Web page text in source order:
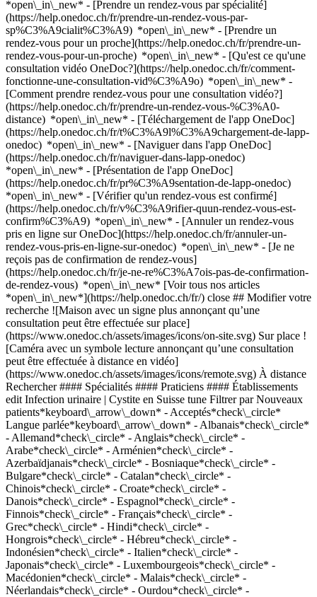
*open\_in\_new* - [Prendre un rendez-vous par spécialité]
(https://help.onedoc.ch/fr/prendre-un-rendez-vous-par-
sp%C3%A9cialit%C3%A9) *open\_in\_new* - [Prendre un
rendez-vous pour un proche](https://help.onedoc.ch/fr/prendre-un-
rendez-vous-pour-un-proche) *open\_in\_new* - [Qu'est ce qu'une
consultation vidéo OneDoc?](https://help.onedoc.ch/fr/comment-
fonctionne-une-consultation-vid%C3%A9o) *open\_in\_new* -
[Comment prendre rendez-vous pour une consultation vidéo?]
(https://help.onedoc.ch/fr/prendre-un-rendez-vous-%C3%A0-
distance) *open\_in\_new* - [Téléchargement de l'app OneDoc]
(https://help.onedoc.ch/fr/t%C3%A9l%C3%A9chargement-de-lapp-
onedoc) *open\_in\_new* - [Naviguer dans l'app OneDoc]
(https://help.onedoc.ch/fr/naviguer-dans-lapp-onedoc)
*open\_in\_new* - [Présentation de l'app OneDoc]
(https://help.onedoc.ch/fr/pr%C3%A9sentation-de-lapp-onedoc)
*open\_in\_new* - [Vérifier qu'un rendez-vous est confirmé](https://help.onedoc.ch/fr/v%C3%A9rifier-quun-rendez-vous-est-confirm%C3%A9) *open\_in\_new* - [Annuler un rendez-vous pris en ligne sur OneDoc](https://help.onedoc.ch/fr/annuler-un-rendez-vous-pris-en-ligne-sur-onedoc) *open\_in\_new* - [Je ne reçois pas de confirmation de rendez-vous](https://help.onedoc.ch/fr/je-ne-re%C3%A7ois-pas-de-confirmation-de-rendez-vous) *open\_in\_new* [Voir tous nos articles *open\_in\_new*](https://help.onedoc.ch/fr/) close ## Modifier votre recherche ![Maison avec un signe plus annonçant qu’une consultation peut être effectuée sur place](https://www.onedoc.ch/assets/images/icons/on-site.svg) Sur place ![Caméra avec un symbole lecture annonçant qu’une consultation peut être effectuée à distance en vidéo](https://www.onedoc.ch/assets/images/icons/remote.svg) À distance Rechercher #### Spécialités #### Praticiens #### Établissements edit Infection urinaire | Cystite en Suisse tune Filtrer par Nouveaux patients*keyboard\_arrow\_down* - Acceptés*check\_circle* Langue parlée*keyboard\_arrow\_down* - Albanais*check\_circle* - Allemand*check\_circle* - Anglais*check\_circle* - Arabe*check\_circle* - Arménien*check\_circle* - Azerbaïdjanais*check\_circle* - Bosniaque*check\_circle* - Bulgare*check\_circle* - Catalan*check\_circle* - Chinois*check\_circle* - Croate*check\_circle* - Danois*check\_circle* - Espagnol*check\_circle* - Finnois*check\_circle* - Français*check\_circle* - Grec*check\_circle* - Hindi*check\_circle* - Hongrois*check\_circle* - Hébreu*check\_circle* - Indonésien*check\_circle* - Italien*check\_circle* - Japonais*check\_circle* - Luxembourgeois*check\_circle* - Macédonien*check\_circle* - Malais*check\_circle* - Néerlandais*check\_circle* - Ourdou*check\_circle* - Pendjabi*check\_circle* - Persan*check\_circle* - Peul*check\_circle* - Polonais*check\_circle* - Portugais*check\_circle* - Romanche*check\_circle* - Roumain*check\_circle* - Russe*check\_circle* - Serbe*check\_circle* - Slovaque*check\_circle* - Slovène*check\_circle* - Suédois*check\_circle* - Tamoul*check\_circle* - Tchèque*check\_circle* - Turc*check\_circle* - Ukrainien*check\_circle* - Vietnamien*check\_circle* Sexe*keyboard\_arrow\_down* - Femme*check\_circle* - Homme*check\_circle* Réseau*keyboard\_arrow\_down* - IfA*check\_circle* - Polipraxis*check\_circle* - Amavita*check\_circle* - Ärztenetzwerk Bern*check\_circle* - Hirslanden*check\_circle* - Swiss Medical Network*check\_circle* - ASCA*check\_circle* - RME*check\_circle* - REMED*check\_circle* - mediX*check\_circle* - doccare*check\_circle* - DocNet Säuliamt*check\_circle* - Grisomed*check\_circle* - xundart*check\_circle* - zmed*check\_circle* - Medbase*check\_circle* - hawa - Haus-und Kinderärzte*check\_circle* - Réseau Delta*check\_circle* Disponibilité*keyboard\_arrow\_down* - Disponible aujourdhui*check\_circle* - Dans les 3 prochains jours*check\_circle* - Dans les 7 prochains jours*check\_circle* - Dans les 14 prochains jours*check\_circle* # __Infection urinaire | Cystite__ en __Suisse__: prenez rendez-vous en ligne aujourd'hui [![Pharmacie de la Gare de Vevey 7/7, prestations de santé en pharmacie à Vevey](https://assets.onedoc.ch/images/users/22946c03bcb4482947c934c9f506129d1722cf7ed1aeac444f4de7699317e827-small.jpg "Pharmacie de la Gare de Vevey 7/7, prestations de santé en pharmacie à Vevey")](https://www.onedoc.ch/fr/prestations-de-sante-en-pharmacie/vevey/pb9s8/pharmacie-de-la-gare-de-vevey-7-7) ### [Pharmacie de la Gare de Vevey 7/7](https://www.onedoc.ch/fr/prestations-de-sante-en-pharmacie/vevey/pb9s8/pharmacie-de-la-gare-de-vevey-7-7) ![Badge indiquant un profil vérifié](https://www.onedoc.ch/assets/images/icons/checkmark.svg) [Prestations de santé en pharmacie](https://www.onedoc.ch/fr/prestations-de-sante-en-pharmacie/vevey) Pharmacie de la gare de Vevey 7/7 place de la Gare 3 1800 Vevey ![Icône patient avec un signe plus annonçant que le professionnel accepte de nouveaux patients](https://www.onedoc.ch/assets/images/icons/new-patients.svg)Accepte les nouveaux patients [Réserver un RDV](https://www.onedoc.ch/fr/prestations-de-sante-en-pharmacie/vevey/pb9s8/pharmacie-de-la-gare-de-vevey-7-7) Expertises:[Infection urinaire | Cystite](https://www.onedoc.ch/fr/infection-urinaire-cystite/vevey), [Test streptocoques](https://www.onedoc.ch/fr/test-streptocoques/vevey), [Vaccination encéphalite à tiques (FSME)](https://www.onedoc.ch/fr/vaccination-encephalite-a-tiques-fsme/vevey), [Contraception d'urgence](https://www.onedoc.ch/fr/contraception-d-urgence/vevey), [Maladies Sexuellement Transmissibles | Infections Sexuellement Transmissibles (MST/IST)](https://www.onedoc.ch/fr/maladies-sexuellement-transmissibles-infections-sexuellement-transmissibles-mst-ist/vevey), [Mesure de la pression artérielle | Tension](https://www.onedoc.ch/fr/mesure-de-la-pression-arterielle-tension/vevey), [Mesure du taux de fer | Ferritine](https://www.onedoc.ch/fr/mesure-du-taux-de-fer-ferritine/vevey), [Vaccination grippe](https://www.onedoc.ch/fr/vaccination-grippe/vevey)Voir plus *chevron\_left* lun. 03 août *chevron\_right* Voir plus de rendez-vous *error\_outline* Une erreur s'est produite lors du chargement des disponibilités [Réessayer](https://www.onedoc.ch) Expertises:[Infection urinaire | Cystite](https://www.onedoc.ch/fr/infection-urinaire-cystite/vevey), [Test streptocoques](https://www.onedoc.ch/fr/test-streptocoques/vevey), [Vaccination encéphalite à tiques (FSME)](https://www.onedoc.ch/fr/vaccination-encephalite-a-tiques-fsme/vevey), [Contraception d'urgence](https://www.onedoc.ch/fr/contraception-d-urgence/vevey), [Maladies Sexuellement Transmissibles | Infections Sexuellement Transmissibles (MST/IST)](https://www.onedoc.ch/fr/maladies-sexuellement-transmissibles-infections-sexuellement-transmissibles-mst-ist/vevey), [Mesure de la pression artérielle | Tension](https://www.onedoc.ch/fr/mesure-de-la-pression-arterielle-tension/vevey), [Mesure du taux de fer | Ferritine](https://www.onedoc.ch/fr/mesure-du-taux-de-fer-ferritine/vevey), [Vaccination grippe](https://www.onedoc.ch/fr/vaccination-grippe/vevey)Voir plus [![Dipl. med. Fereshteh Karbassi, médecin généraliste à Granges](https://assets.onedoc.ch/images/users/f32c00c51fba4793134b65ad1f29dd43f62202650e9174166515a2284aff0eef-small.png "Dipl. med. Fereshteh Karbassi, médecin généraliste à Granges")](https://www.onedoc.ch/fr/medecin-generaliste/granges/pczcg/dipl-med-fereshteh-karbassi) ### [Dipl. med. Fereshteh Karbassi](https://www.onedoc.ch/fr/medecin-generaliste/granges/pczcg/dipl-med-fereshteh-karbassi) ![Badge indiquant un profil vérifié](https://www.onedoc.ch/assets/images/icons/checkmark.svg) [Médecin généraliste](https://www.onedoc.ch/fr/medecin-generaliste/granges?state=SO) [Arztpraxis Mylife AG - Grenchen](https://www.onedoc.ch/fr/cabinet-de-groupe/granges/ebdqa/arztpraxis-mylife-ag-grenchen) Solothurnstrasse 32 2540 Granges SO ![Icône patient avec un signe plus annonçant que le professionnel accepte de nouveaux patients](https://www.onedoc.ch/assets/images/icons/new-patients.svg)Accepte les nouveaux patients [Réserver un RDV](https://www.onedoc.ch/fr/medecin-generaliste/granges/pczcg/dipl-med-fereshteh-karbassi) Expertises:[Infection urinaire | Cystite](https://www.onedoc.ch/fr/infection-urinaire-cystite/granges?state=SO), [Check-up | bilan de santé](https://www.onedoc.ch/fr/check-up-bilan-de-sante/granges?state=SO), [Mise à jour du carnet de vaccination](https://www.onedoc.ch/fr/mise-a-jour-du-carnet-de-vaccination/granges?state=SO), [Grippe | Symptômes de la grippe | Rhume](https://www.onedoc.ch/fr/grippe-symptomes-de-la-grippe-rhume/granges?state=SO), [Mesure de la pression artérielle | Tension](https://www.onedoc.ch/fr/mesure-de-la-pression-arterielle-tension/granges?state=SO), [Soins des plaies | Soins pansements](https://www.onedoc.ch/fr/soins-des-plaies-soins-pansements/granges?state=SO), [Constipation](https://www.onedoc.ch/fr/constipation/granges?state=SO), [Urgence en médecine générale](https://www.onedoc.ch/fr/urgence-en-medecine-generale/granges?state=SO), [Troubles du sommeil](https://www.onedoc.ch/fr/troubles-du-sommeil/granges?state=SO)Voir plus Expertises:[Infection urinaire | Cystite](https://www.onedoc.ch/fr/infection-urinaire-cystite/granges?state=SO), [Check-up | bilan de santé](https://www.onedoc.ch/fr/check-up-bilan-de-sante/granges?state=SO), [Mise à jour du carnet de vaccination](https://www.onedoc.ch/fr/mise-a-jour-du-carnet-de-vaccination/granges?state=SO), [Grippe | Symptômes de la grippe | Rhume](https://www.onedoc.ch/fr/grippe-symptomes-de-la-grippe-rhume/granges?state=SO), [Mesure de la pression artérielle | Tension](https://www.onedoc.ch/fr/mesure-de-la-pression-arterielle-tension/granges?state=SO), [Soins des plaies | Soins pansements](https://www.onedoc.ch/fr/soins-des-plaies-soins-pansements/granges?state=SO), [Constipation](https://www.onedoc.ch/fr/constipation/granges?state=SO), [Urgence en médecine générale](https://www.onedoc.ch/fr/urgence-en-medecine-generale/granges?state=SO), [Troubles du sommeil](https://www.onedoc.ch/fr/troubles-du-sommeil/granges?state=SO)Voir plus [![Dipl. med. Ahmet Igdeli, médecin généraliste à Granges](https://assets.onedoc.ch/images/users/66d7ce325ec36cf5c62e1885b00e45d823bd69751c28ca963e31c145f71db32b-small.png "Dipl. med. Ahmet Igdeli, médecin généraliste à Granges")](https://www.onedoc.ch/fr/medecin-generaliste/granges/pczck/dipl-med-ahmet-igdeli) ### [Dipl. med. Ahmet Igdeli](https://www.onedoc.ch/fr/medecin-generaliste/granges/pczck/dipl-med-ahmet-igdeli) ![Badge indiquant un profil vérifié](https://www.onedoc.ch/assets/images/icons/checkmark.svg) [Médecin généraliste](https://www.onedoc.ch/fr/medecin-generaliste/granges?state=SO) [Arztpraxis Mylife AG - Grenchen](https://www.onedoc.ch/fr/cabinet-de-groupe/granges/ebdqa/arztpraxis-mylife-ag-grenchen) Solothurnstrasse 32 2540 Granges SO ![Icône p